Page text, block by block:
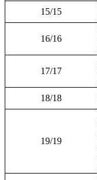
15/15
16/16
17/17
18/18
19/19